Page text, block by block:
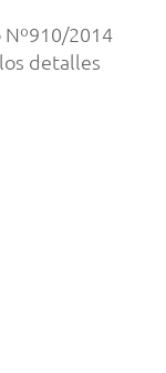
2014
detalles